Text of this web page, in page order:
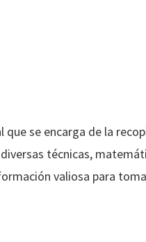
se encarga de la
técnicas,
valiosa para